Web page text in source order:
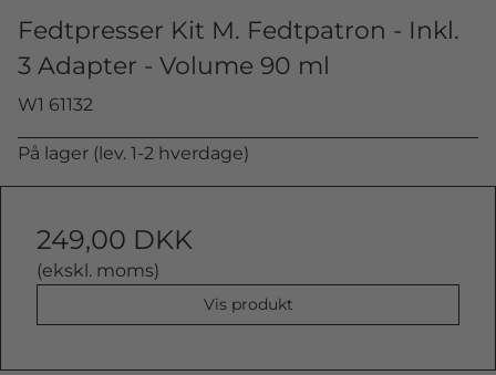
Fedtpresser Kit M. Fedtpatron - Inkl.
3 Adapter - Volume 90 ml
W1 61132
På lager (lev. 1-2 hverdage)
249,00 DKK
(ekskl. moms)
Vis produkt